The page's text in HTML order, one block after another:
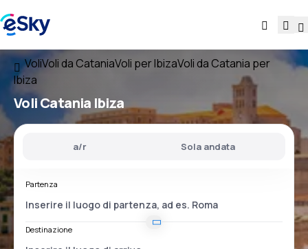
VoliVoli da CataniaVoli per IbizaVoli da Catania per
Ibiza
VoliCatania Ibiza
a/r Sola andata
Partenza
Destinazione